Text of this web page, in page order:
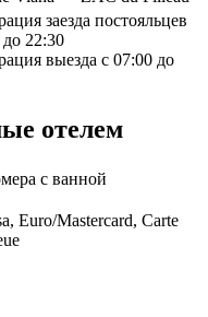
заезда постояльцев
22:30
выезда с 07:00 до
отелем
с ванной
Euro/Mastercard, Carte